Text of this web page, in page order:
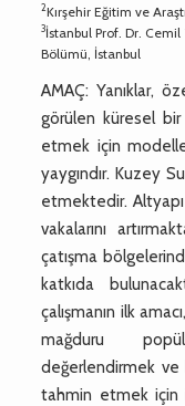
2Kırşehir Eğitim ve
3İstanbul Prof. Dr.
Bölümü, İstanbul
AMAÇ: Yanıklar,
görülen küresel
etmek için
yaygındır. Kuzey
etmektedir.
vakalarını
çatışma
katkıda
çalışmanın ilk
mağduru
değerlendirmek
tahmin etmek için